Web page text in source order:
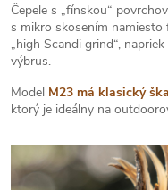
Čepele s „fínskou“
s mikro skosením namiesto
„high Scandi grind“,
výbrus.
Model M23 má klasický
ktorý je ideálny na